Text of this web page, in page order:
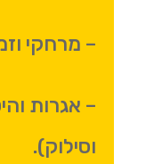
– מרחקי
– אגרות
וסילוק).